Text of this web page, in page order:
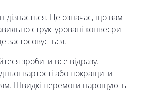
дізнається. Це означає, що вам
структуровані конвеєри
застосовується.
зробити все відразу.
вартості або покращити
Швидкі перемоги нарощують